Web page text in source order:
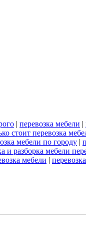
| перевозка мебели |
стоит перевозка
мебели по городу |
и разборка мебели
мебели |